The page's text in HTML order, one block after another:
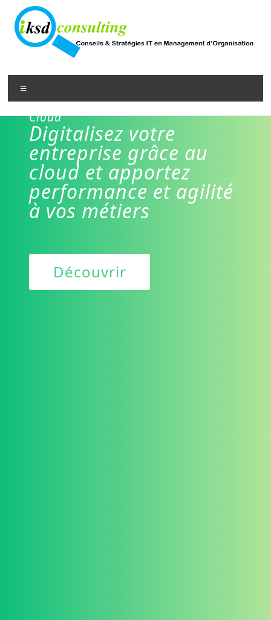
Cloud
Digitalisez votre
entreprise grâce au
cloud et apportez
performance et agilité
à vos métiers
Découvrir